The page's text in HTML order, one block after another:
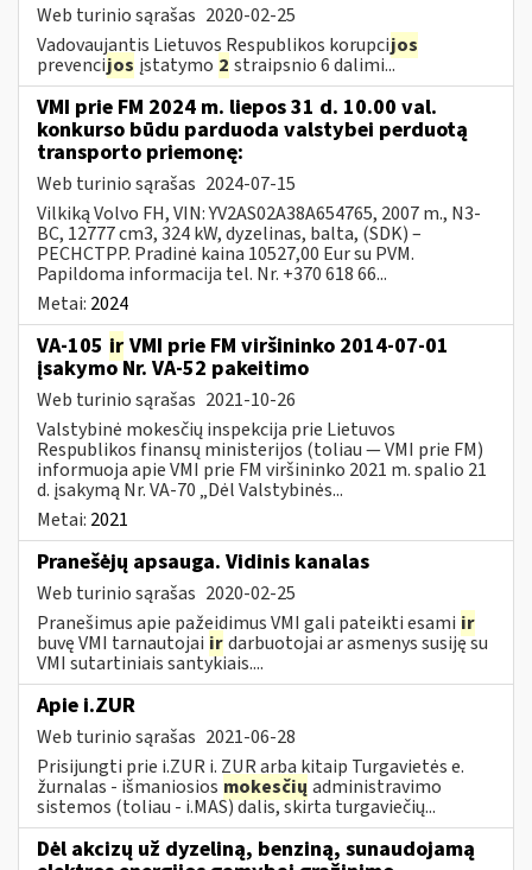
Web turinio sąrašas 2020-02-25
Vadovaujantis Lietuvos Respublikos korupcijos
prevencijos įstatymo 2 straipsnio 6 dalimi...
VMI prie FM 2024 m. liepos 31 d. 10.00 val.
konkurso būdu parduoda valstybei perduotą
transporto priemonę:
Web turinio sąrašas 2024-07-15
Vilkiką Volvo FH, VIN: YV2AS02A38A654765, 2007 m., N3-
BC, 12777 cm3, 324 kW, dyzelinas, balta, (SDK) –
PECHCTPP. Pradinė kaina 10527,00 Eur su PVM.
Papildoma informacija tel. Nr. +370 618 66...
Metai: 2024
VA-105 ir VMI prie FM viršininko 2014-07-01
įsakymo Nr. VA-52 pakeitimo
Web turinio sąrašas 2021-10-26
Valstybinė mokesčių inspekcija prie Lietuvos
Respublikos finansų ministerijos (toliau ― VMI prie FM)
informuoja apie VMI prie FM viršininko 2021 m. spalio 21
d. įsakymą Nr. VA-70 „Dėl Valstybinės...
Metai: 2021
Pranešėjų apsauga. Vidinis kanalas
Web turinio sąrašas 2020-02-25
Pranešimus apie pažeidimus VMI gali pateikti esami ir
buvę VMI tarnautojai irdarbuotojai ar asmenys susiję su
VMI sutartiniais santykiais....
Apie i.ZUR
Web turinio sąrašas 2021-06-28
Prisijungti prie i.ZUR i. ZUR arba kitaip Turgavietės e.
žurnalas - išmaniosios mokesčių administravimo
sistemos (toliau - i.MAS) dalis, skirta turgaviečių...
Dėl akcizų už dyzeliną, benziną, sunaudojamą